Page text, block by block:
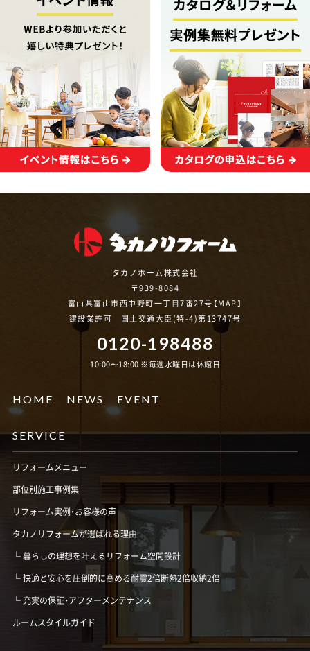
タカノホーム株式会社
〒939-8084
富山県富山市西中野町一丁目7番27号【MAP】
建設業許可 国土交通大臣(特-4)第13747号
0120-198488
10:00〜18:00 ※毎週水曜日は休館日
HOME NEWS EVENT
SERVICE
リフォームメニュー
部位別施工事例集
リフォーム実例・お客様の声
タカノリフォームが選ばれる理由
暮らしの理想を叶えるリフォーム空間設計
快適と安心を圧倒的に高める耐震2倍断熱2倍収納2倍
充実の保証・アフターメンテナンス
ルームスタイルガイド